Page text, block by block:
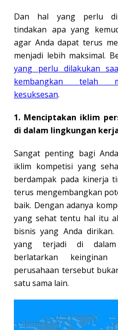
Dan hal yang perlu
tindakan apa yang
agar Anda dapat terus
menjadi lebih maksimal.
yang perlu dilakukan
kembangkan telah
kesuksesan.
1. Menciptakan iklim
di dalam lingkungan
Sangat penting bagi
iklim kompetisi yang
berdampak pada kinerja
terus mengembangkan
baik. Dengan adanya
yang sehat tentu hal itu
bisnis yang Anda dirikan.
yang terjadi di
berlatarkan keinginan
perusahaan tersebut
satu sama lain.